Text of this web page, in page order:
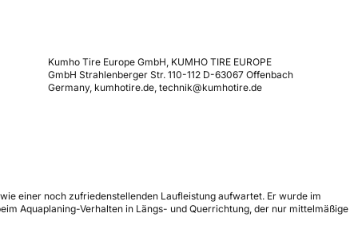
Kumho Tire Europe GmbH, KUMHO TIRE EUROPE
GmbH Strahlenberger Str. 110-112 D-63067 Offenbach
Germany, kumhotire.de, technik@kumhotire.de
einer noch zufriedenstellenden Laufleistung aufwartet. Er wurde im
Aquaplaning-Verhalten in Längs- und Querrichtung, der nur mittelmäßige